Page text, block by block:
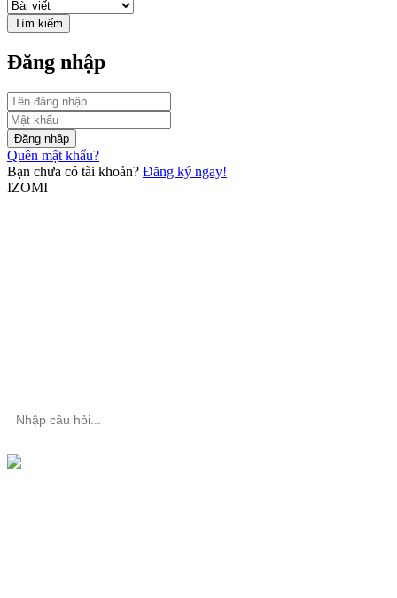
Tìm kiếm
Đăng nhập
Đăng nhập
Quên mật khẩu?
Bạn chưa có tài khoản? Đăng ký ngay!
IZOMI